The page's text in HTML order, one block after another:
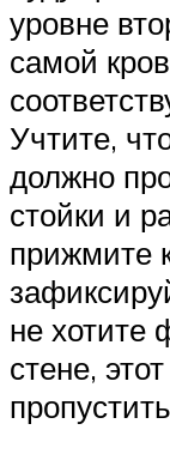
уровне
самой
Учтите,
должно
стойки и
прижмите
не хотите
стене,